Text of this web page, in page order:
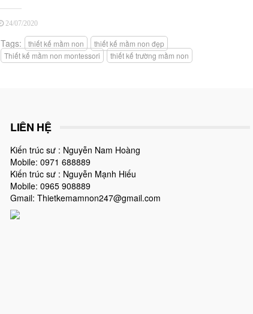
24/07/2020
Tags: thiết kế mầm non
thiết kế mầm non đẹp
Thiết kế mầm non montessori
thiết kế trường mầm non
LIÊN HỆ
Kiến trúc sư : Nguyễn Nam Hoàng
Mobile: 0971 688889
Kiến trúc sư : Nguyễn Mạnh Hiếu
Mobile: 0965 908889
Gmail: Thietkemamnon247@gmail.com